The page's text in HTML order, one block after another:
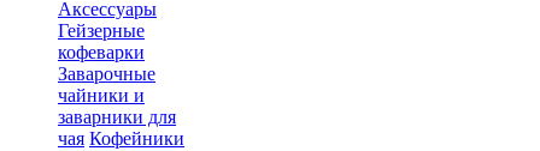
Аксессуары
Гейзерные
кофеварки
Заварочные
чайники и
заварники для
чая Кофейники